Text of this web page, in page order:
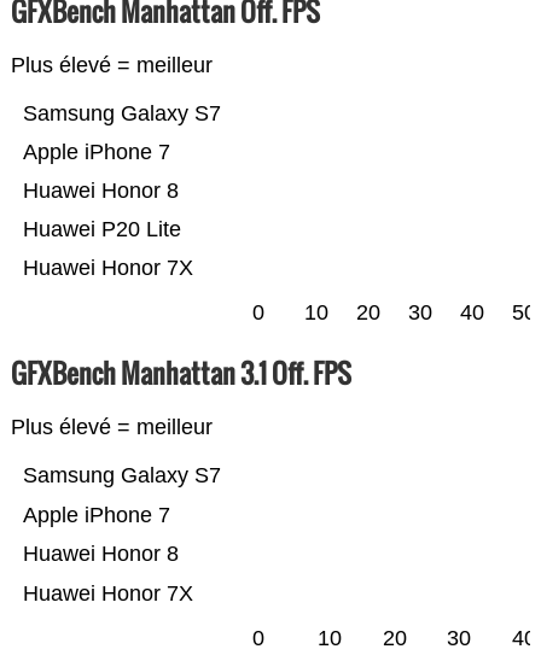
GFXBench Manhattan Off. FPS
Plus élevé = meilleur
Huawei Honor 7X
Huawei P20 Lite
Huawei Honor 8
Apple iPhone 7
Samsung Galaxy S7
0 10 20 30 40 50
GFXBench Manhattan 3.1 Off. FPS
Plus élevé = meilleur
Huawei Honor 7X
Huawei Honor 8
Apple iPhone 7
Samsung Galaxy S7
0 10 20 30 40